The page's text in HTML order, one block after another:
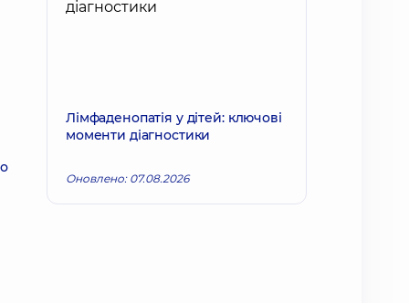
Лімфаденопатія у дітей: ключові
моменти діагностики
Оновлено: 07.08.2026